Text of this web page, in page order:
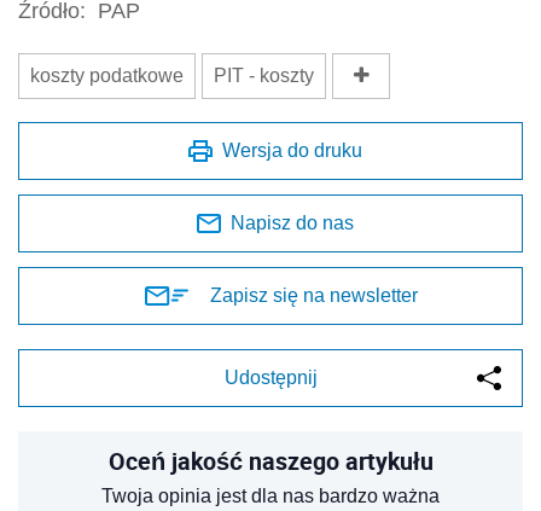
Źródło: PAP
koszty podatkowe PIT - koszty
Wersja do druku
Napisz do nas
Zapisz się na newsletter
Udostępnij
Oceń jakość naszego artykułu
Twoja opinia jest dla nas bardzo ważna